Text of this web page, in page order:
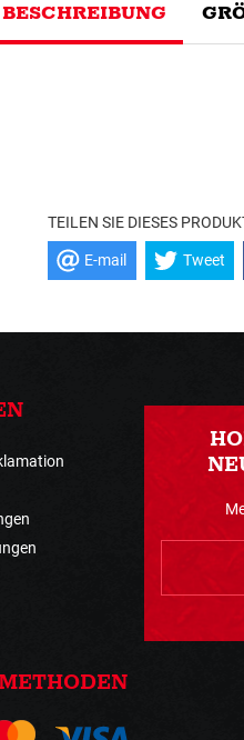
TEILEN SIE DIESES
E-mail Tweet